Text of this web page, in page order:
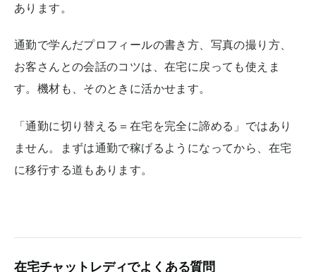
あります。
通勤で学んだプロフィールの書き方、写真の撮り方、
お客さんとの会話のコツは、在宅に戻っても使えま
す。機材も、そのときに活かせます。
「通勤に切り替える＝在宅を完全に諦める」ではあり
ません。まずは通勤で稼げるようになってから、在宅
に移行する道もあります。
在宅チャットレディでよくある質問